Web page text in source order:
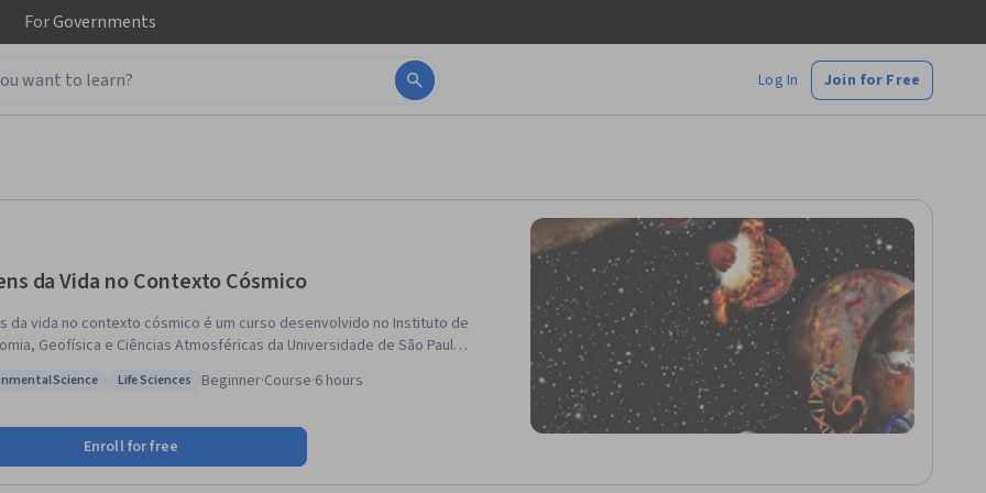
ForGovernments
Log In Join for Free
da Vida no Contexto Cósmico
da vida no contexto cósmico é um curso desenvolvido no Instituto de
Geofísica e Ciências Atmosféricas da Universidade de São Paulo,
deste intrigante assunto. É um curso com formato
de vida na Terra e no possível surgimento de vida em outros
Science
Status: Life Sciences
Life Sciences Beginner·Course·6 hours
Enroll for free